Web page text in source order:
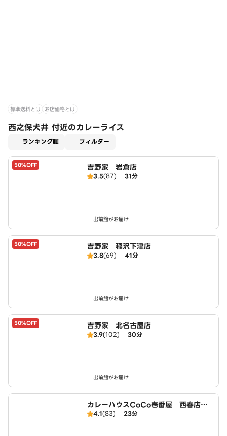
標準送料とは お店価格とは
西之保犬井 付近のカレーライス
ランキング順 フィルター
50%OFF 吉野家 岩倉店
3.5(87) 31分
出前館がお届け
50%OFF 吉野家 稲沢下津店
3.8(69) 41分
出前館がお届け
50%OFF 吉野家 北名古屋店
3.9(102) 30分
出前館がお届け
カレーハウスCoCo壱番屋 西春店（S
D）
4.1(83) 23分